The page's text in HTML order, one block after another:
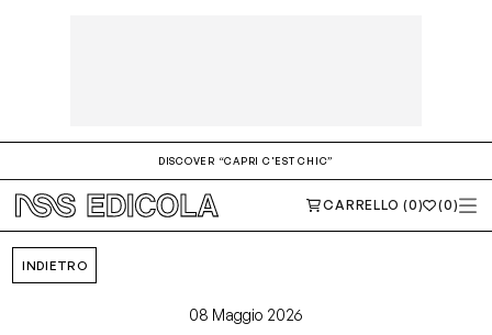
DISCOVER “CAPRI C'EST CHIC”
CARRELLO (0) (0)
INDIETRO
08 Maggio 2026